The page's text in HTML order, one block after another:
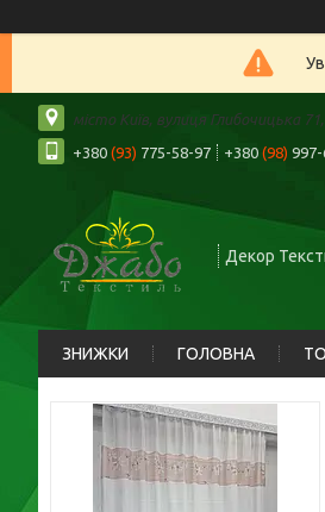
місто Київ, вулиця Глибочицька
+380 (93) 775-58-97 +380 (98) 997-
Декор
ЗНИЖКИ ГОЛОВНА